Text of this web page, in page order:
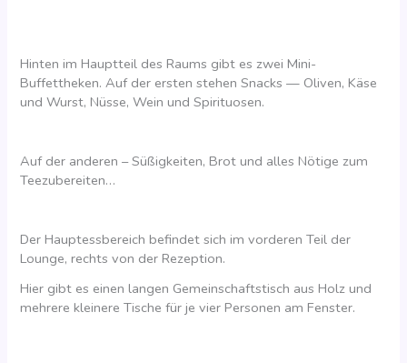
Hinten im Hauptteil des Raums gibt es zwei Mini-
Buffettheken. Auf der ersten stehen Snacks — Oliven, Käse
und Wurst, Nüsse, Wein und Spirituosen.
Auf der anderen – Süßigkeiten, Brot und alles Nötige zum
Teezubereiten…
Der Hauptessbereich befindet sich im vorderen Teil der
Lounge, rechts von der Rezeption.
Hier gibt es einen langen Gemeinschaftstisch aus Holz und
mehrere kleinere Tische für je vier Personen am Fenster.